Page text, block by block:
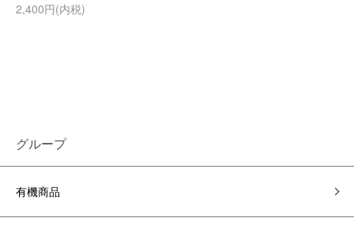
2,400円(内税)
グループ
有機商品